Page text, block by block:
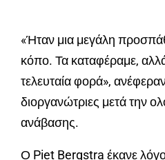
«Ήταν μια μεγάλη
κόπο. Τα καταφέραμε,
τελευταία φορά»,
διοργανώτριες μετά την
ανάβασης.
Ο Piet Bergstra έκανε λόγο